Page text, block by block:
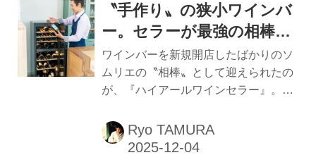
撮り下ろしで公開！プロジェクトチー
ムの3人に実際にセラーを案内いただ
込めた思いをリポートする。 関西電力
送配電㈱ 企画部 新規事業推進グルー
プ リーダー 山口耕平さん 関西電力送
増田咲良さん 関西電力送配電㈱ 企画
部 新規事...
〝手作り〟の狭小ワインバ
ー。セラーが最強の相棒に
ワインセラー「Haier 」
（ハイアール）
ワインバーを新規開店したばかりのソ
ムリエの〝相棒〟として迎えられたの
が、『ハイアールワインセラー』。開
丘と二子玉川という人気タウンの間に
位置する、東急大井町線尾山台駅。改
Ryo TAMURA